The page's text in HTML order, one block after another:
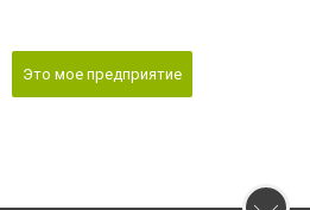
Это мое предприятие